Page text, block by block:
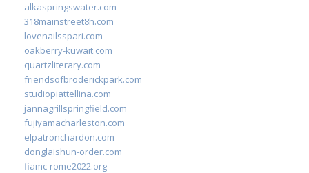
alkaspringswater.com
318mainstreet8h.com
lovenailsspari.com
oakberry-kuwait.com
quartzliterary.com
friendsofbroderickpark.com
studiopiattellina.com
jannagrillspringfield.com
fujiyamacharleston.com
elpatronchardon.com
donglaishun-order.com
fiamc-rome2022.org